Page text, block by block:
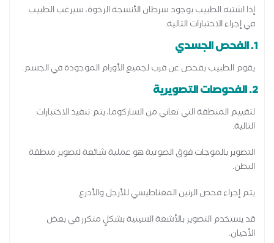
إذا اشتبه الطبيب بوجود سرطان الأنسجة الرخوة، سيرغب الطبيب
في إجراء الاختبارات التالية.
1. الفحص الجسدي
يقوم الطبيب بفحص عن قرب لجميع الأورام الموجودة في الجسم.
2. الفحوصات التصويرية
لتقييم المنطقة التي تعاني من الساركوما، يتم تنفيذ الاختبارات
التالية.
التصوير بالموجات فوق الصوتية هو عملية شائعة لتصوير منطقة
البطن.
يتم إجراء فحص الرنين المغناطيسي للأرجل والأذرع.
قد يستخدم التصوير بالأشعة السينية بشكلٍ متكرر في بعض
الأحيان.